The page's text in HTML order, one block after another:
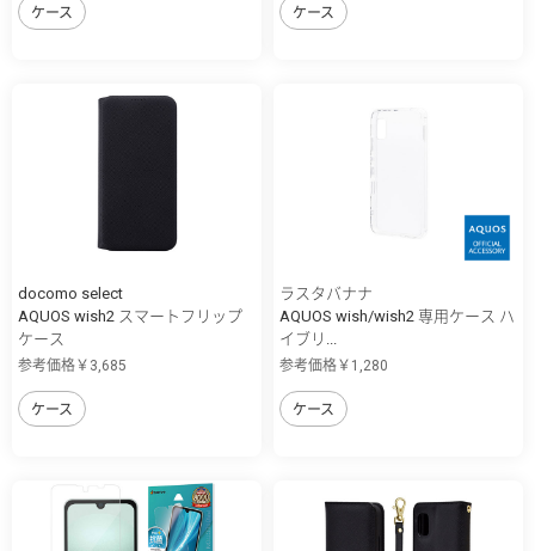
ケース ケース
docomo select
AQUOS wish2 スマートフリップ
ケース
参考価格￥3,685
ケース
ラスタバナナ
AQUOS wish/wish2 専用ケース ハ
イブリ...
参考価格￥1,280
ケース